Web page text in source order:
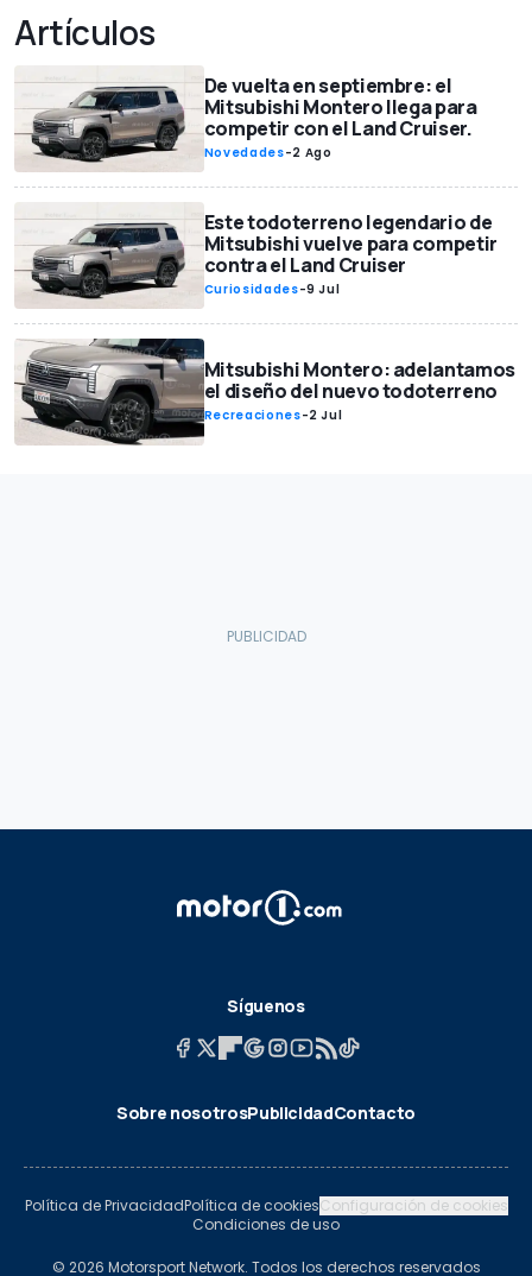
Artículos
De vuelta en septiembre: el
Mitsubishi Montero llega para
competir con el Land Cruiser.
Novedades-2 Ago
Este todoterreno legendario de
Mitsubishi vuelve para competir
contra el Land Cruiser
Curiosidades-9 Jul
Mitsubishi Montero: adelantamos
el diseño del nuevo todoterreno
Recreaciones-2 Jul
Síguenos
Sobre nosotrosPublicidadContacto
Política de PrivacidadPolítica de cookiesConfiguración de cookies
Condiciones de uso
© 2026 Motorsport Network. Todos los derechos reservados